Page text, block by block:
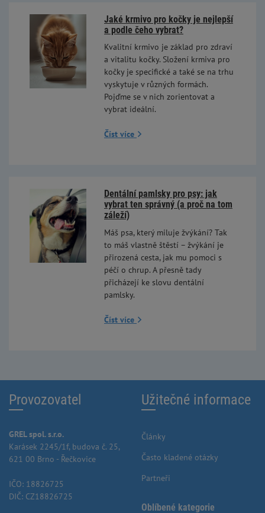
Jaké krmivo pro kočky je nejlepší
a podle čeho vybrat?
Kvalitní krmivo je základ pro zdraví
a vitalitu kočky. Složení krmiva pro
kočky je specifické a také se na trhu
vyskytuje v různých formách.
Pojďme se v nich zorientovat a
vybrat ideální.
Číst více
Dentální pamlsky pro psy: jak
vybrat ten správný (a proč na tom
záleží)
Máš psa, který miluje žvýkání? Tak
to máš vlastně štěstí – žvýkání je
přirozená cesta, jak mu pomoci s
péčí o chrup. A přesně tady
přicházejí ke slovu dentální
pamlsky.
Číst více
Provozovatel
GREL spol. s.r.o.
Karásek 2245/1f, budova č. 25,
621 00 Brno - Řečkovice
IČO: 18826725
DIČ: CZ18826725
Užitečné informace
Články
Často kladené otázky
Partneři
Oblíbené kategorie